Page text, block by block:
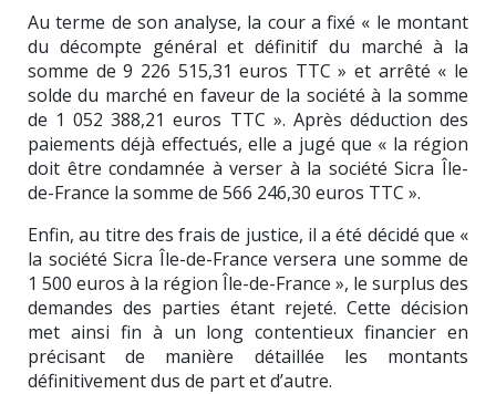
Au terme de son analyse, la cour a fixé « le montant
du décompte général et définitif du marché à la
somme de 9 226 515,31 euros TTC » et arrêté « le
solde du marché en faveur de la société à la somme
de 1 052 388,21 euros TTC ». Après déduction des
paiements déjà effectués, elle a jugé que « la région
doit être condamnée à verser à la société Sicra Île-
de-France la somme de 566 246,30 euros TTC ».
Enfin, au titre des frais de justice, il a été décidé que «
la société Sicra Île-de-France versera une somme de
1 500 euros à la région Île-de-France », le surplus des
demandes des parties étant rejeté. Cette décision
met ainsi fin à un long contentieux financier en
précisant de manière détaillée les montants
définitivement dus de part et d’autre.